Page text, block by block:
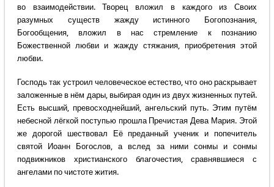
во взаимодействии. Творец вложил в каждого из Своих
разумных существ жажду истинного Богопознания,
Богообщения, вложил в нас стремление к познанию
Божественной любви и жажду стяжания, приобретения этой
любви.
Господь так устроил человеческое естество, что оно раскрывает
заложенные в нём дары, выбирая один из двух жизненных путей.
Есть высший, превосходнейший, ангельский путь. Этим путём
небесной лёгкой поступью прошла Пречистая Дева Мария. Этой
же дорогой шествовал Её преданный ученик и попечитель
святой Иоанн Богослов, а вслед за ними сонмы и сонмы
подвижников христианского благочестия, сравнявшиеся с
ангелами по чистоте жития.